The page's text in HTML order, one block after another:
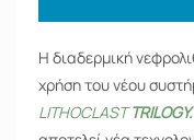
Η διαδερμική
χρήση του νέου
LITHOCLASTTRILOGY.